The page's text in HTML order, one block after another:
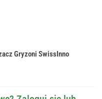
Gryzoni SwissInno